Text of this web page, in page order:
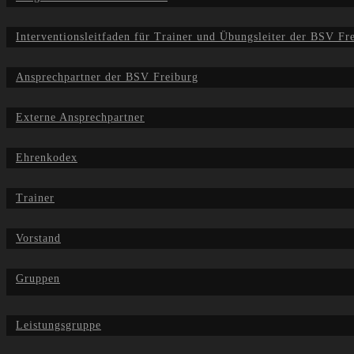
Interventionsleitfaden für Trainer und Übungsleiter der BSV
Ansprechpartner der BSV Freiburg
Externe Ansprechpartner
Ehrenkodex
Trainer
Vorstand
Gruppen
Leistungsgruppe